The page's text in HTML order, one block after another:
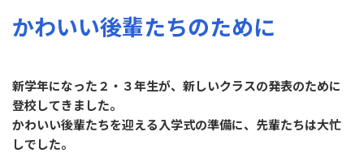
かわいい後輩たちのために
新学年になった２・３年生が、新しいクラスの発表のために
登校してきました。
かわいい後輩たちを迎える入学式の準備に、先輩たちは大忙
しでした。